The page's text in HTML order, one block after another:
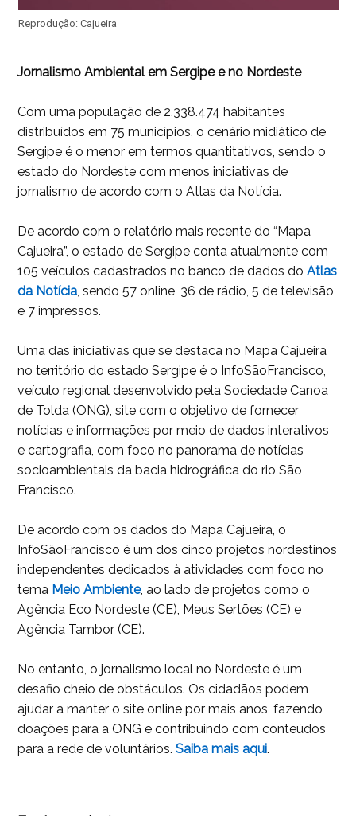
Reprodução: Cajueira
Jornalismo Ambiental em Sergipe e no Nordeste
Com uma população de 2.338.474 habitantes
distribuídos em 75 municípios, o cenário midiático de
Sergipe é o menor em termos quantitativos, sendo o
estado do Nordeste com menos iniciativas de
jornalismo de acordo com o Atlas da Notícia.
De acordo com o relatório mais recente do “Mapa
Cajueira”, o estado de Sergipe conta atualmente com
105 veículos cadastrados no banco de dados doAtlas
da Notícia, sendo 57 online, 36 de rádio, 5 de televisão
e 7 impressos.
Uma das iniciativas que se destaca no Mapa Cajueira
no território do estado Sergipe é o InfoSãoFrancisco,
veículo regional desenvolvido pela Sociedade Canoa
de Tolda (ONG), site com o objetivo de fornecer
notícias e informações por meio de dados interativos
e cartografia, com foco no panorama de notícias
socioambientais da bacia hidrográfica do rio São
Francisco.
De acordo com os dados do Mapa Cajueira, o
InfoSãoFrancisco é um dos cinco projetos nordestinos
independentes dedicados à atividades com foco no
tema Meio Ambiente, ao lado de projetos como o
Agência Eco Nordeste (CE), Meus Sertões (CE) e
Agência Tambor (CE).
No entanto, o jornalismo local no Nordeste é um
desafio cheio de obstáculos. Os cidadãos podem
ajudar a manter o site online por mais anos, fazendo
doações para a ONG e contribuindo com conteúdos
para a rede de voluntários.Saiba mais aqui.